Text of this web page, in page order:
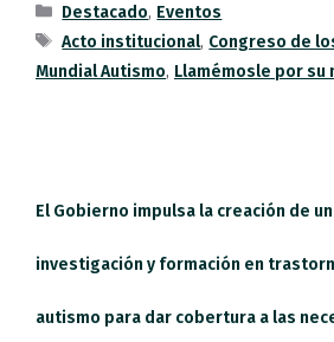
Destacado, Eventos
Acto institucional, Congreso de
Mundial Autismo, Llamémosle por su
El Gobierno impulsa la creación de
investigación y formación en
autismo para dar cobertura a las